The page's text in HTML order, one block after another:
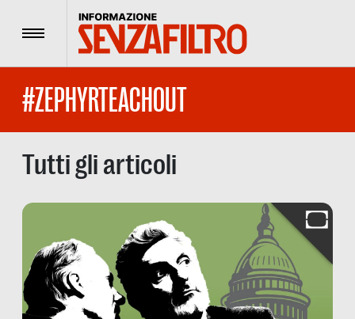
Menu
#ZEPHYRTEACHOUT
Tutti gli articoli